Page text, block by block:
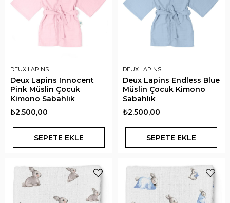
DEUX LAPINS
Deux Lapins Innocent
Pink Müslin Çocuk
Kimono Sabahlık
₺2.500,00
SEPETE EKLE
DEUX LAPINS
Deux Lapins Endless Blue
Müslin Çocuk Kimono
Sabahlık
₺2.500,00
SEPETE EKLE